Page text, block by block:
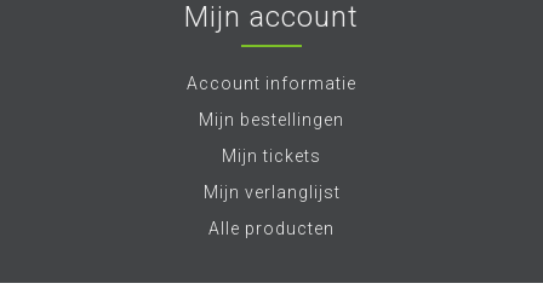
Mijn account
Account informatie
Mijn bestellingen
Mijn tickets
Mijn verlanglijst
Alle producten